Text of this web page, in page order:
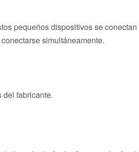
pequeños dispositivos se conectan
simultáneamente.
fabricante.